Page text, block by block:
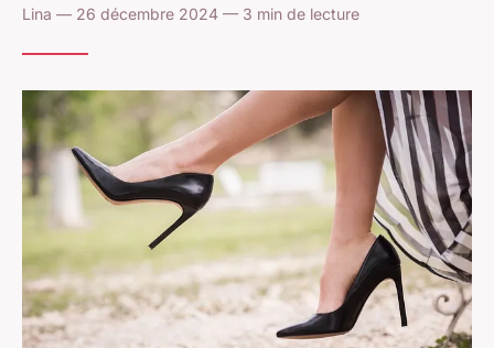
Lina — 26 décembre 2024 — 3 min de lecture